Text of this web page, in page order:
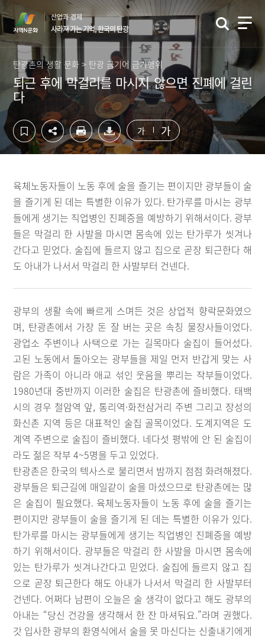
컨
텐
츠
영
로
가
기
하
단
영
역
가
기
산업과 경제
사라져 가는 기억, 한국의 탄광
탄광촌의 생활 문화 > 탄광 금기어 금기행위
퇴근 후에 막걸리를 마시지 않으면 진폐에 걸린
다
가 가
육체노동자들이 노동 후에 술을 즐기는 편이지만 광부들이 술
을 즐기게 된 데는 특별한 이유가 있다. 탄가루를 마시는 광부
들에게 생기는 직업병인 진폐증을 예방하기 위해서이다. 광부
들은 막걸리 한 사발을 마시면 몸속에 있는 탄가루가 씻겨나
간다고 믿었다. 술집에 들르지 않고 집으로 곧장 퇴근한다 해
도 아내가 나서서 막걸리 한 사발부터 건넨다.
광부의 생활 속에 빠르게 스며든 것은 상업적 향락문화였으
며, 탄광촌에서 가장 돈 잘 버는 곳은 속칭 물장사들이었다.
광업소 주변이나 사택으로 가는 길목마다 술집이 들어섰다.
고된 노동에서 돌아오는 광부들을 제일 먼저 반갑게 맞는 사
람은 가족이 아니라 애교 섞인 웃음을 뿌리는 작부들이었다.
1980년대 중반까지 이러한 술집은 탄광촌에 즐비했다. 태백
시의 경우 철암역 앞, 통리역·화전삼거리 주변 그리고 장성의
화신촌 지역 등은 대표적인 술집 골목이었다. 도계지역은 도
계역 주변으로 술집이 즐비했다. 네다섯 평밖에 안 된 술집이
라도 젊은 작부 4~5명을 두고 있었다.
탄광촌은 한국의 텍사스로 불리면서 밤까지 점점 화려해졌다.
광부들은 퇴근길에 매일같이 술을 마셨으므로 탄광촌에는 많
은 술집이 필요했다. 육체노동자들이 노동 후에 술을 즐기는
편이지만 광부들이 술을 즐기게 된 데는 특별한 이유가 있다.
탄가루를 마시는 광부들에게 생기는 직업병인 진폐증을 예방
하기 위해서이다. 광부들은 막걸리 한 사발을 마시면 몸속에
있는 탄가루가 씻겨나간다고 믿었다. 술집에 들르지 않고 집
으로 곧장 퇴근한다 해도 아내가 나서서 막걸리 한 사발부터
건넨다. 어쩌다 남편이 오늘은 술 생각이 없다고 해도 광부의
아내는 “당신 건강을 생각해서 한 잔 마셔둬요.”라며 권했다.
갓 입사한 광부의 환영식에서 술을 못 마신다는 신출내기에게